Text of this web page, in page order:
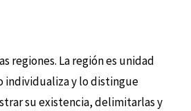
regiones. La región es unidad
y lo distingue
su existencia, delimitarlas y